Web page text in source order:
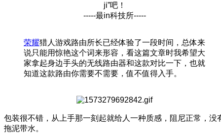
ji”吧！
-----最in科技所-----
荣耀猎人游戏路由所长已经体验了一段时间，总体来
说只能用惊艳这个词来形容，看这篇文章时我希望大
家拿起身边手头的无线路由器和这款对比一下，也就
知道这款路由你需要不需要，值不值得入手。
包装很不错，从上手那一刻起就给人一种质感，阻尼正常，没
拖泥带水。